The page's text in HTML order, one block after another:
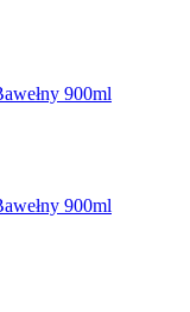
900ml
900ml